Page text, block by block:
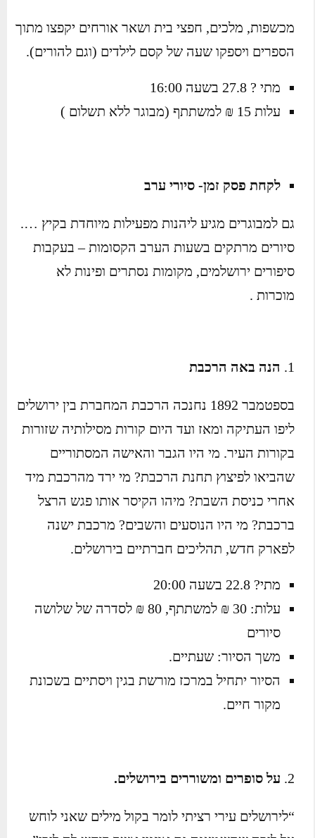
מכשפות, מלכים, חפצי בית ושאר אורחים יקפצו מתוך
הספרים ויספקו שעה של קסם לילדים (וגם להורים).
מתי ? 27.8 בשעה 16:00
עלות 15 ₪ למשתתף (מבוגר ללא תשלום )
לקחת פסק זמן- סיורי ערב
גם למבוגרים מגיע ליהנות מפעילות מיוחדת בקיץ ….
סיורים מרתקים בשעות הערב הקסומות – בעקבות
סיפורים ירושלמים, מקומות נסתרים ופינות לא
מוכרות .
הנה באה הרכבת
בספטמבר 1892 נחנכה הרכבת המחברת בין ירושלים
ליפו העתיקה ומאז ועד היום קורות מסילותיה שזורות
בקורות העיר. מי היו הגבר והאישה המסתוריים
שהביאו לפיצוץ תחנת הרכבת? מי ירד מהרכבת מיד
אחרי כניסת השבת? מיהו הקיסר אותו פגש הרצל
ברכבת? מי היו הנוסעים והשבים? מרכבת ישנה
לפארק חדש, תהליכים חברתיים בירושלים.
מתי? 22.8 בשעה 20:00
עלות: 30 ₪ למשתתף, 80 ₪ לסדרה של שלושה
סיורים
משך הסיור: שעתיים.
הסיור יתחיל במרכז מורשת בגין ויסתיים בשכונת
מקור חיים.
על סופרים ומשוררים בירושלים.
“לירושלים עירי רציתי לומר בקול מילים שאני לוחש